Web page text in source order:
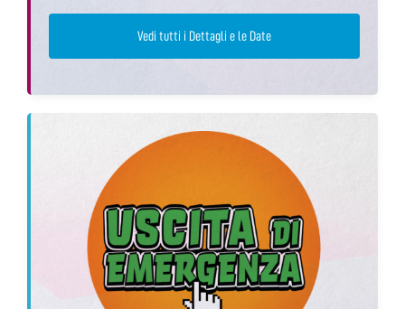
Vedi tutti i Dettagli e le Date